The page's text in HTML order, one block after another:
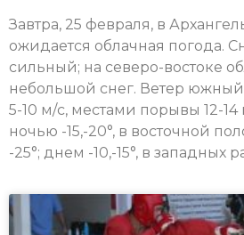
Завтра, 25 февраля, в
ожидается облачная погода.
сильный; на северо-востоке
небольшой снег. Ветер
5-10 м/с, местами порывы 12-14
ночью -15,-20°, в восточной
-25°; днем -10,-15°, в западных